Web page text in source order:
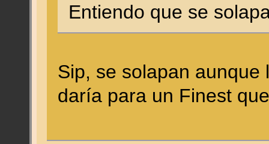
Entiendo que se
Sip, se solapan
daría para un Finest